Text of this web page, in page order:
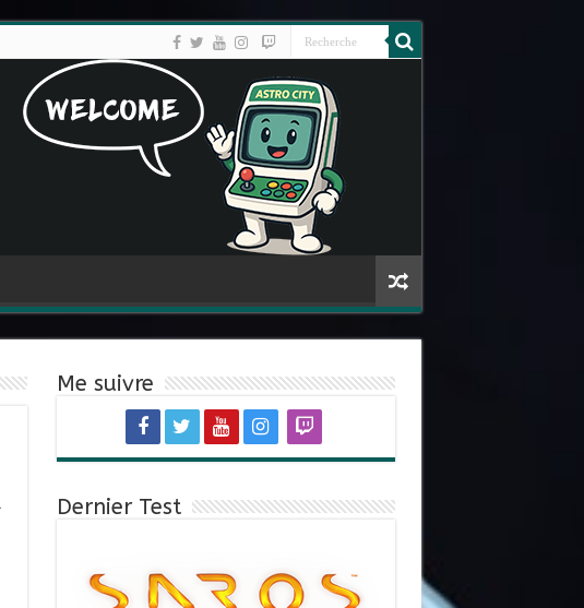
Me suivre
Dernier Test